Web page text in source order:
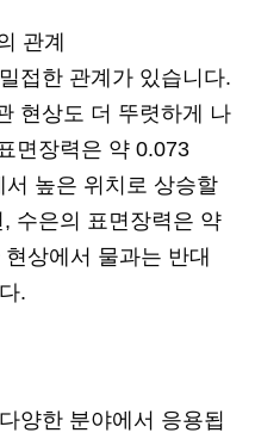
관계
접한 관계가 있습니다.
현상도 더 뚜렷하게 나
면장력은 약 0.073
높은 위치로 상승할
수은의 표면장력은 약
상에서 물과는 반대
.
양한 분야에서 응용됩